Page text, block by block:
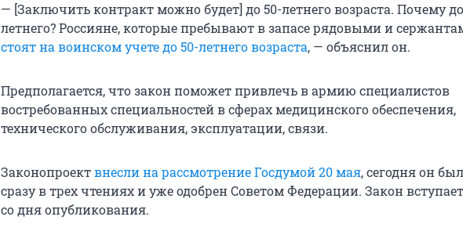
— [Заключить контракт можно будет] до 50-летнего возраста. Почему
летнего? Россияне, которые пребывают в запасе рядовыми и
стоят на воинском учете до 50-летнего возраста, — объяснил он.
Предполагается, что закон поможет привлечь в армию специалистов
востребованных специальностей в сферах медицинского обеспечения,
технического обслуживания, эксплуатации, связи.
Законопроектвнесли на рассмотрение Госдумой 20 мая, сегодня он
сразу в трех чтениях и уже одобрен Советом Федерации. Закон
со дня опубликования.